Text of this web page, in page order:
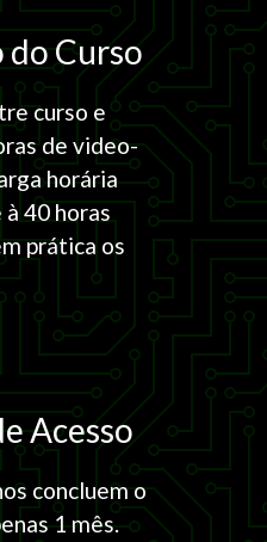
do Curso
curso e
de video-
horária
40 horas
prática os
Acesso
concluem o
1 mês.